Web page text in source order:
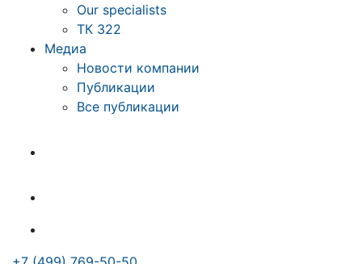
Our specialists
ТК 322
Медиа
Новости компании
Публикации
Все публикации